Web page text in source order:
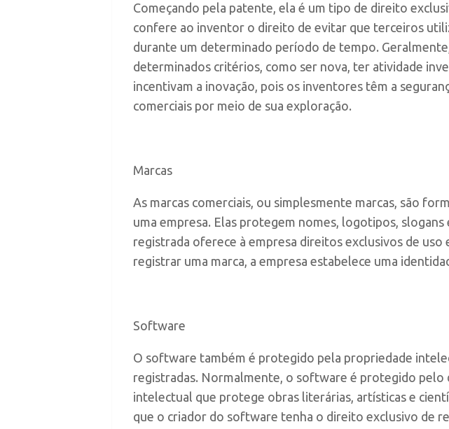
Começando pela patente, ela é um tipo de direito
confere ao inventor o direito de evitar que terceiros
durante um determinado período de tempo.
determinados critérios, como ser nova, ter atividade
incentivam a inovação, pois os inventores têm a
comerciais por meio de sua exploração.
Marcas
As marcas comerciais, ou simplesmente marcas, são
uma empresa. Elas protegem nomes, logotipos,
registrada oferece à empresa direitos exclusivos de
registrar uma marca, a empresa estabelece uma
Software
O software também é protegido pela propriedade
registradas. Normalmente, o software é protegido
intelectual que protege obras literárias, artísticas e
que o criador do software tenha o direito exclusivo de